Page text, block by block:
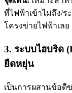
ที่ไฟฟ้าเข้าไม่ถึง/ร
โครงข่ายไฟฟ้าเลย
3. ระบบไฮบริด
ยืดหยุ่น
เป็นการผสานข้อดี